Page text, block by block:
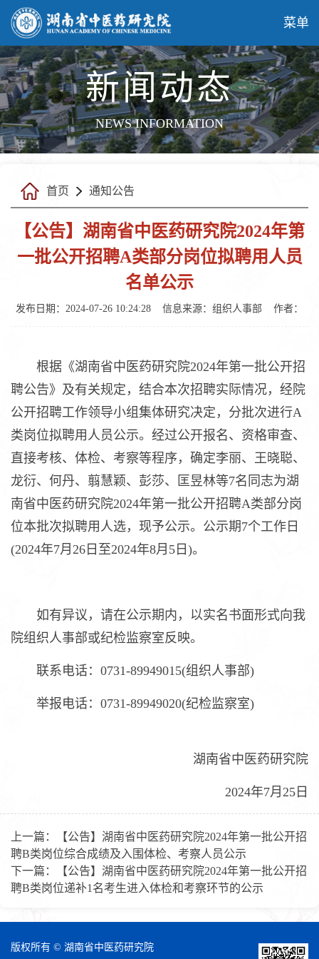
菜单
新闻动态
NEWS INFORMATION
首页 通知公告
【公告】湖南省中医药研究院2024年第
一批公开招聘A类部分岗位拟聘用人员
名单公示
发布日期：2024-07-26 10:24:28 信息来源： 组织人事部 作者：
根据《湖南省中医药研究院2024年第一批公开招
聘公告》及有关规定，结合本次招聘实际情况，经院
公开招聘工作领导小组集体研究决定，分批次进行A
类岗位拟聘用人员公示。经过公开报名、资格审查、
直接考核、体检、考察等程序，确定李丽、王晓聪、
龙衍、何丹、翦慧颖、彭莎、匡昱林等7名同志为湖
南省中医药研究院2024年第一批公开招聘A类部分岗
位本批次拟聘用人选，现予公示。公示期7个工作日
(2024年7月26日至2024年8月5日)。
如有异议，请在公示期内，以实名书面形式向我
院组织人事部或纪检监察室反映。
联系电话：0731-89949015(组织人事部)
举报电话：0731-89949020(纪检监察室)
湖南省中医药研究院
2024年7月25日
上一篇：
【公告】湖南省中医药研究院2024年第一批公开招
聘B类岗位综合成绩及入围体检、考察人员公示
下一篇：
【公告】湖南省中医药研究院2024年第一批公开招
聘B类岗位递补1名考生进入体检和考察环节的公示
版权所有 © 湖南省中医药研究院